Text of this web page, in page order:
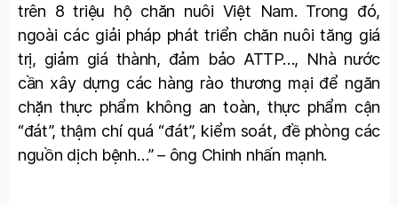
trên 8 triệu hộ chăn nuôi Việt Nam. Trong đó,
ngoài các giải pháp phát triển chăn nuôi tăng giá
trị, giảm giá thành, đảm bảo ATTP…, Nhà nước
cần xây dựng các hàng rào thương mại để ngăn
chặn thực phẩm không an toàn, thực phẩm cận
“đát”, thậm chí quá “đát”, kiểm soát, đề phòng các
nguồn dịch bệnh…” – ông Chinh nhấn mạnh.